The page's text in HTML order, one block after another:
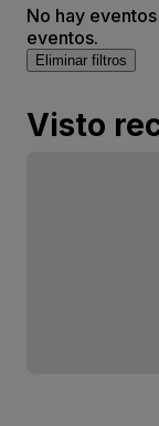
No hay
eventos.
Eliminar filtros
Visto